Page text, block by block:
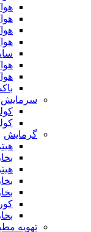
سرمایش
گرمایش
تهویه